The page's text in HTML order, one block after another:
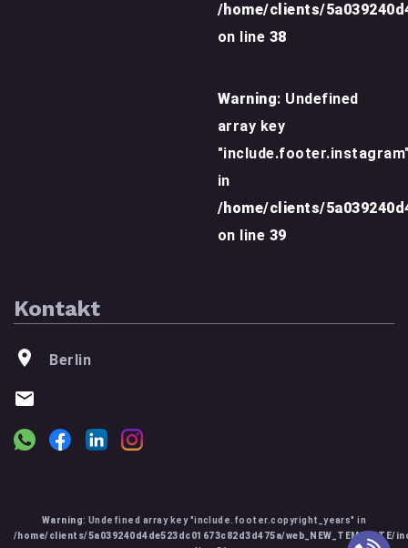
/home/clients/
on line 38
Warning: Undefined
array key
in
/home/clients/
on line 39
Kontakt
Berlin
Warning: Undefined array key "include.footer.copyright_years" in
/home/clients/5a039240d4de523dc01673c82d3d475a/web_NEW_TEMPLATE/